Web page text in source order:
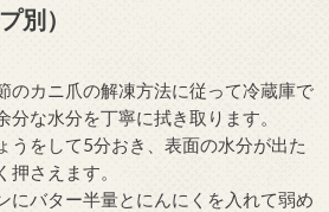
別）
のカニ爪の解凍方法に従って冷蔵庫で
分な水分を丁寧に拭き取ります。
うをして5分おき、表面の水分が出た
押さえます。
にバター半量とにんにくを入れて弱め